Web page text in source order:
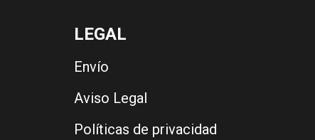
LEGAL
Envío
Aviso Legal
Políticas de privacidad